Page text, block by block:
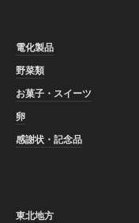
電化製品
野菜類
お菓子・スイーツ
卵
感謝状・記念品
東北地方